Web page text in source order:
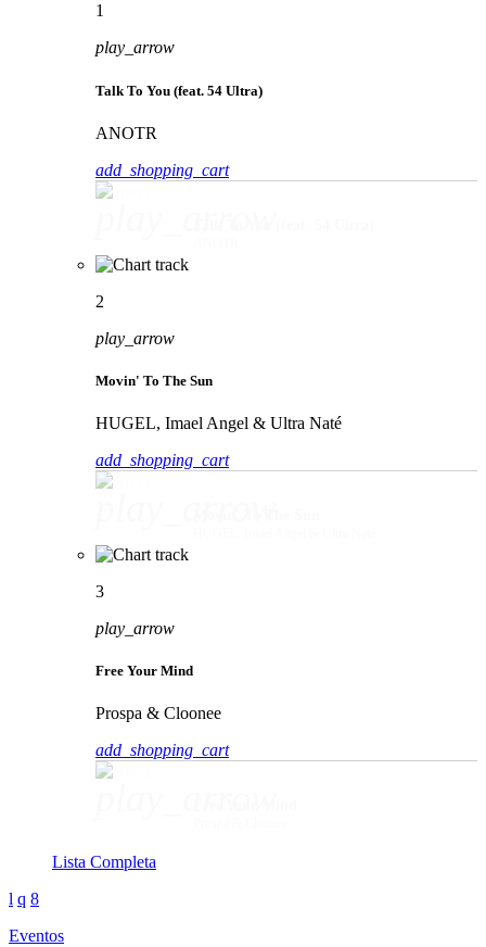
1
play_arrow
Talk To You (feat. 54 Ultra)
ANOTR
add_shopping_cart
2
play_arrow
Movin' To The Sun
HUGEL, Imael Angel & Ultra Naté
add_shopping_cart
3
play_arrow
Free Your Mind
Prospa & Cloonee
add_shopping_cart
Lista Completa
Eventos